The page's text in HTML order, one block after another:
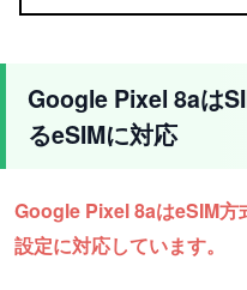
Google Pixel 8aは
るeSIMに対応
Google Pixel 8aはeSIM方
設定に対応しています。